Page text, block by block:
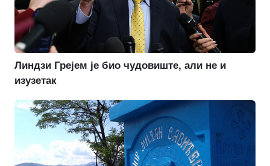
Линдзи Грејем је био чудовиште, али не и
изузетак